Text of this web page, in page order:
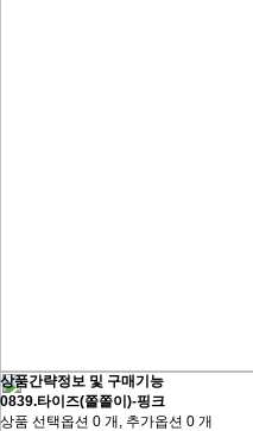
상품간략정보 및 구매기능
0839.타이즈(쫄쫄이)-핑크
상품 선택옵션 0 개, 추가옵션 0 개